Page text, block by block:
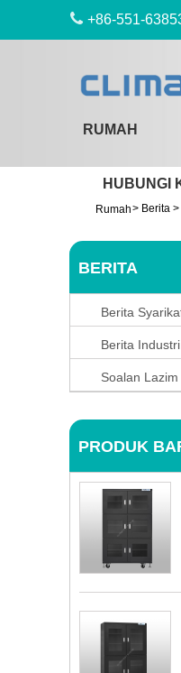
+86-551-
RUMAH
HUBUNGI
Rumah> Berita >
BERITA
Berita
Berita Industri
Soalan Lazim
PRODUK